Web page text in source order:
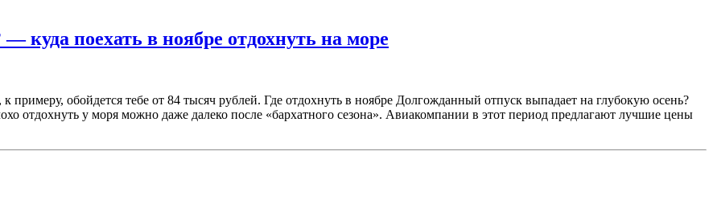
куда поехать в ноябре отдохнуть на море
примеру, обойдется тебе от 84 тысяч рублей. Где отдохнуть в ноябре Долгожданный отпуск выпадает на глубокую осень?
отдохнуть у моря можно даже далеко после «бархатного сезона». Авиакомпании в этот период предлагают лучшие цены